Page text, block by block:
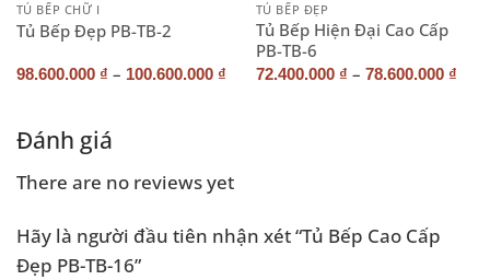
TỦ BẾP CHỮ I
Tủ Bếp Đẹp PB-TB-2
98.600.000 ₫ – 100.600.000 ₫
TỦ BẾP ĐẸP
Tủ Bếp Hiện Đại Cao Cấp
PB-TB-6
72.400.000 ₫ – 78.600.000 ₫
Đánh giá
There are no reviews yet
Hãy là người đầu tiên nhận xét “Tủ Bếp Cao Cấp
Đẹp PB-TB-16”